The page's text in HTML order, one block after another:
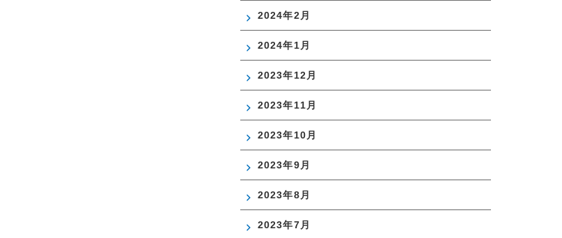
2024年2月
2024年1月
2023年12月
2023年11月
2023年10月
2023年9月
2023年8月
2023年7月